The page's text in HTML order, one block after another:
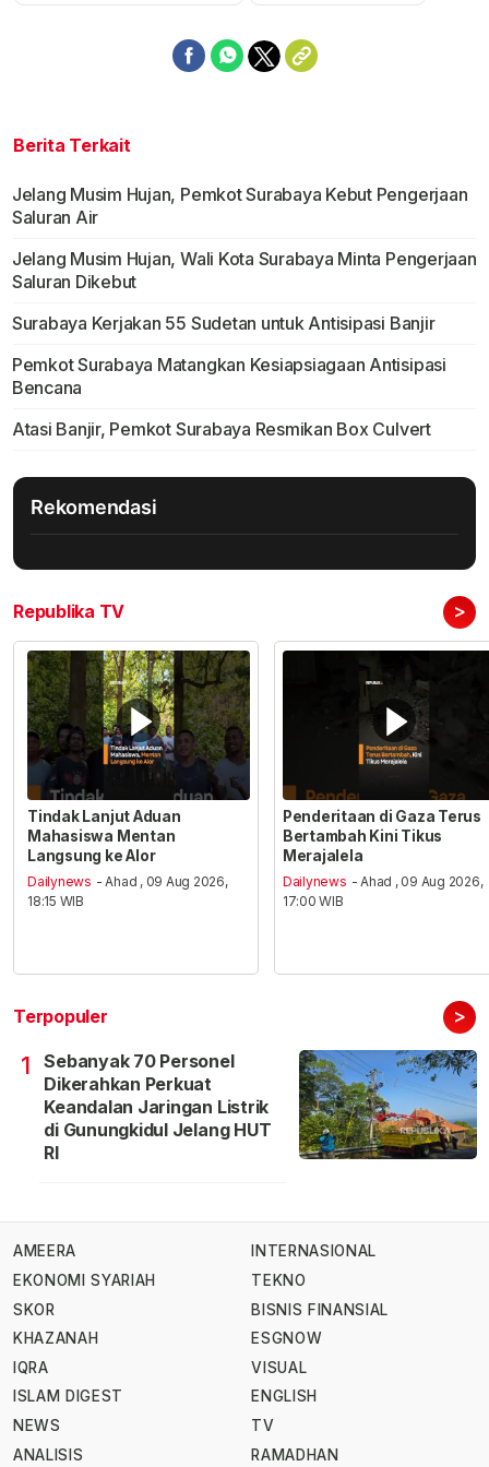
Berita Terkait
Jelang Musim Hujan, Pemkot Surabaya Kebut Pengerjaan
Saluran Air
Jelang Musim Hujan, Wali Kota Surabaya Minta Pengerjaan
Saluran Dikebut
Surabaya Kerjakan 55 Sudetan untuk Antisipasi Banjir
Pemkot Surabaya Matangkan Kesiapsiagaan Antisipasi
Bencana
Atasi Banjir, Pemkot Surabaya Resmikan Box Culvert
Rekomendasi
Republika TV >
Tindak Lanjut Aduan
Mahasiswa Mentan
Langsung ke Alor
Dailynews - Ahad , 09 Aug 2026,
18:15 WIB
Penderitaan di Gaza Terus
Bertambah Kini Tikus
Merajalela
Dailynews - Ahad , 09 Aug 2026,
17:00 WIB
Terpopuler >
1
Sebanyak 70 Personel
Dikerahkan Perkuat
Keandalan Jaringan Listrik
di Gunungkidul Jelang HUT
RI
AMEERA
EKONOMI SYARIAH
SKOR
KHAZANAH
IQRA
ISLAM DIGEST
NEWS
ANALISIS
INTERNASIONAL
TEKNO
BISNIS FINANSIAL
ESGNOW
VISUAL
ENGLISH
TV
RAMADHAN